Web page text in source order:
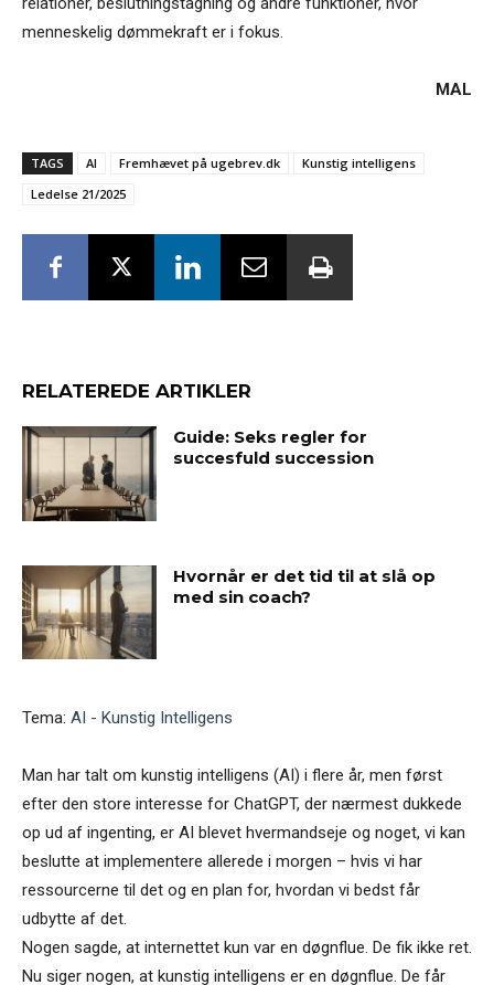
menneskelig dømmekraft er i fokus.
MAL
TAGS AI Fremhævet på ugebrev.dk
Kunstig intelligens
Ledelse 21/2025
RELATEREDE ARTIKLER
Guide: Seks regler for
succesfuld succession
Hvornår er det tid til at slå op
med sin coach?
Tema: AI - Kunstig Intelligens
Man har talt om kunstig intelligens (AI) i flere år, men først
efter den store interesse for ChatGPT, der nærmest dukkede
op ud af ingenting, er AI blevet hvermandseje og noget, vi kan
beslutte at implementere allerede i morgen – hvis vi har
ressourcerne til det og en plan for, hvordan vi bedst får
udbytte af det.
Nogen sagde, at internettet kun var en døgnflue. De fik ikke ret.
Nu siger nogen, at kunstig intelligens er en døgnflue. De får